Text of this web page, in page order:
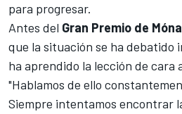
para progresar.
Antes del Gran Premio de
que la situación se ha debatido
ha aprendido la lección de cara
"Hablamos de ello
Siempre intentamos encontrar